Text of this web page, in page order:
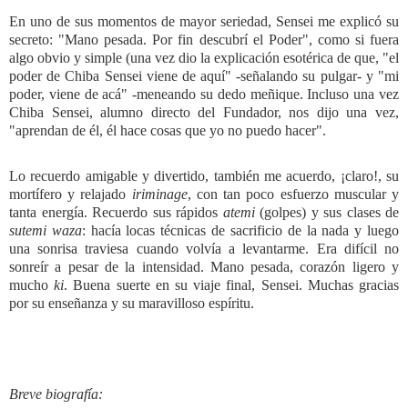
En uno de sus momentos de mayor seriedad, Sensei me explicó su
secreto: "Mano pesada. Por fin descubrí el Poder", como si fuera
algo obvio y simple (una vez dio la explicación esotérica de que, "el
poder de Chiba Sensei viene de aquí" -señalando su pulgar- y "mi
poder, viene de acá" -meneando su dedo meñique. Incluso una vez
Chiba Sensei, alumno directo del Fundador, nos dijo una vez,
"aprendan de él, él hace cosas que yo no puedo hacer".
Lo recuerdo amigable y divertido, también me acuerdo, ¡claro!, su
mortífero y relajado iriminage, con tan poco esfuerzo muscular y
tanta energía. Recuerdo sus rápidos atemi (golpes) y sus clases de
sutemi waza: hacía locas técnicas de sacrificio de la nada y luego
una sonrisa traviesa cuando volvía a levantarme. Era difícil no
sonreír a pesar de la intensidad. Mano pesada, corazón ligero y
muchoki. Buena suerte en su viaje final, Sensei. Muchas gracias
por su enseñanza y su maravilloso espíritu.
Breve biografía: